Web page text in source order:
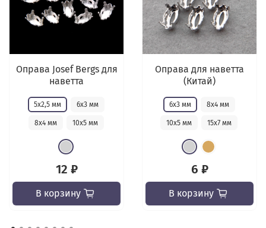
Оправа Josef Bergs для
наветта
5х2,5 мм 6х3 мм
8х4 мм 10х5 мм
12 ₽
В корзину
Оправа для наветта
(Китай)
6х3 мм 8х4 мм
10х5 мм 15х7 мм
6 ₽
В корзину